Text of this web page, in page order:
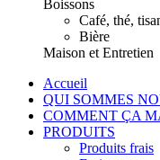
Boissons
Café, thé,
Bière
Maison et Entretien
Accueil
QUI SOMMES
COMMENT ÇA
PRODUITS
Produits frais